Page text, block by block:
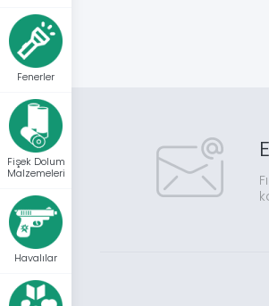
Fenerler
Fişek Dolum
Malzemeleri
Havalılar